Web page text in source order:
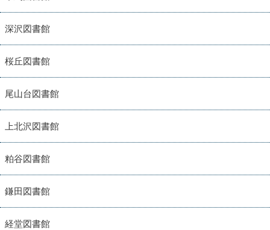
深沢図書館
桜丘図書館
尾山台図書館
上北沢図書館
粕谷図書館
鎌田図書館
経堂図書館